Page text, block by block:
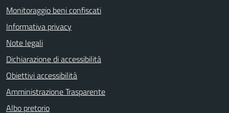
Monitoraggio beni confiscati
Informativa privacy
Note legali
Dichiarazione di accessibilità
Obiettivi accessibilità
Amministrazione Trasparente
Albo pretorio